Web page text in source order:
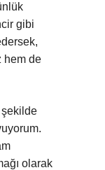
gibi
hem de
olarak